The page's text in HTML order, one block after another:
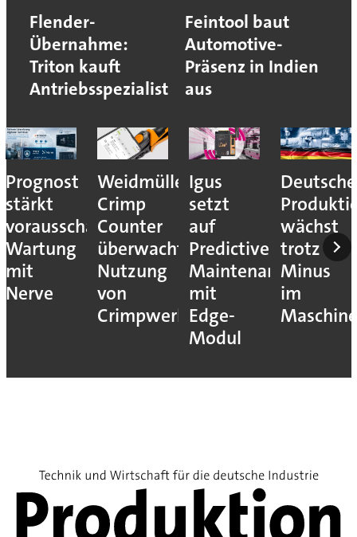
Flender-
Übernahme:
Triton kauft
Antriebsspezialist
Feintool baut
Automotive-
Präsenz in Indien
aus
Prognost
stärkt
vorausschauende
Wartung
mit
Nerve
Weidmüller:
Crimp
Counter
überwacht
Nutzung
von
Crimpwerkzeugen
Igus
setzt
auf
Predictive
Maintenance
mit
Edge-
Modul
Deutsche
wächst
trotz
Minus
im